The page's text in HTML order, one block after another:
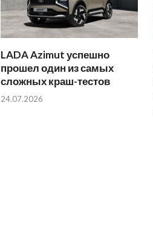
LADA Azimut успешно
прошел один из самых
сложных краш-тестов
24.07.2026